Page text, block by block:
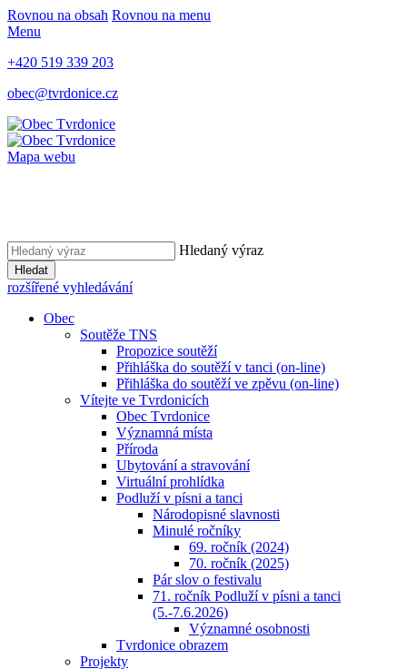
Rovnou na obsah Rovnou na menu
Menu
+420 519 339 203
obec@tvrdonice.cz
Mapa webu
Hledaný výraz
Hledat
rozšířené vyhledávání
Obec
Soutěže TNS
Propozice soutěží
Přihláška do soutěží v tanci (on-line)
Přihláška do soutěží ve zpěvu (on-line)
Vítejte ve Tvrdonicích
Obec Tvrdonice
Významná místa
Příroda
Ubytování a stravování
Virtuální prohlídka
Podluží v písni a tanci
Národopisné slavnosti
Minulé ročníky
69. ročník (2024)
70. ročník (2025)
Pár slov o festivalu
71. ročník Podluží v písni a tanci
(5.-7.6.2026)
Významné osobnosti
Tvrdonice obrazem
Projekty